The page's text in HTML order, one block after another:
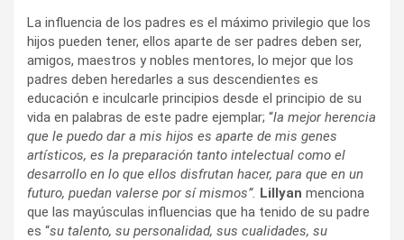
La influencia de los padres es el máximo privilegio que los
hijos pueden tener, ellos aparte de ser padres deben ser,
amigos, maestros y nobles mentores, lo mejor que los
padres deben heredarles a sus descendientes es
educación e inculcarle principios desde el principio de su
vida en palabras de este padre ejemplar; “la mejor herencia
que le puedo dar a mis hijos es aparte de mis genes
artísticos, es la preparación tanto intelectual como el
desarrollo en lo que ellos disfrutan hacer, para que en un
futuro, puedan valerse por sí mismos”. Lillyan menciona
que las mayúsculas influencias que ha tenido de su padre
es “su talento, su personalidad, sus cualidades, su